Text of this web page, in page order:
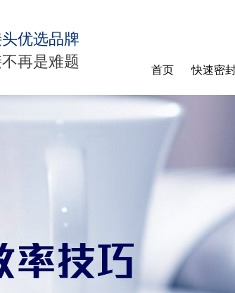
优选品牌
再是难题
首页 快速密